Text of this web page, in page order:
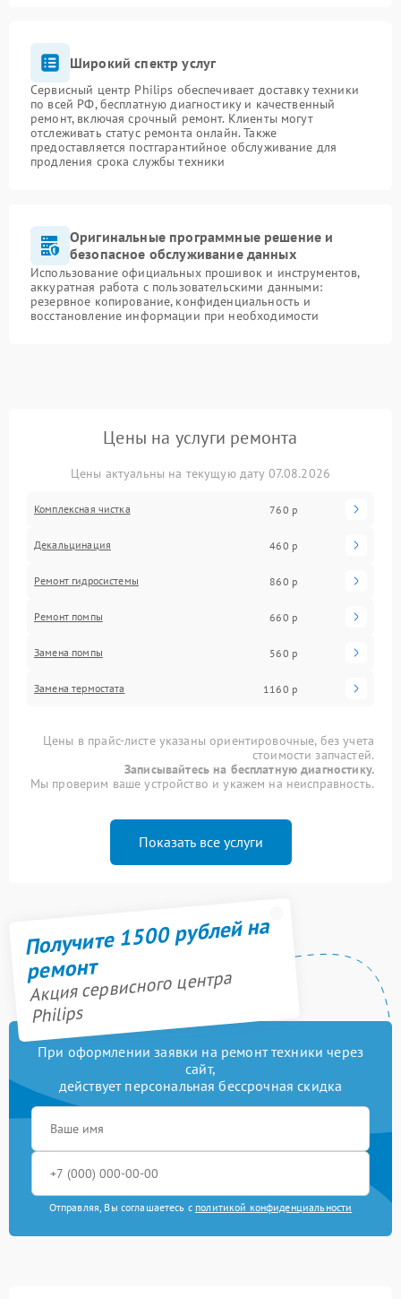
Широкий спектр услуг
Сервисный центр Philips обеспечивает доставку техники
по всей РФ, бесплатную диагностику и качественный
ремонт, включая срочный ремонт. Клиенты могут
отслеживать статус ремонта онлайн. Также
предоставляется постгарантийное обслуживание для
продления срока службы техники
Оригинальные программные решение и
безопасное обслуживание данных
Использование официальных прошивок и инструментов,
аккуратная работа с пользовательскими данными:
резервное копирование, конфиденциальность и
восстановление информации при необходимости
Цены на услуги ремонта
Цены актуальны на текущую дату 07.08.2026
Комплексная чистка 760 р
Декальцинация 460 р
Ремонт гидросистемы 860 р
Ремонт помпы 660 р
Замена помпы 560 р
Замена термостата 1160 р
Цены в прайс-листе указаны ориентировочные, без учета
стоимости запчастей.
Записывайтесь на бесплатную диагностику.
Мы проверим ваше устройство и укажем на неисправность.
Показать все услуги
Получите 1500 рублей на
ремонт
Акция сервисного центра
Philips
При оформлении заявки на ремонт техники через
сайт,
действует персональная бессрочная скидка
Отправляя, Вы соглашаетесь с политикой конфиденциальности